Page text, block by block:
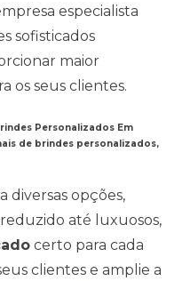
especialista
sofisticados
maior
os seus clientes.
Personalizados Em
de brindes personalizados,
diversas opções,
até luxuosos,
certo para cada
clientes e amplie a